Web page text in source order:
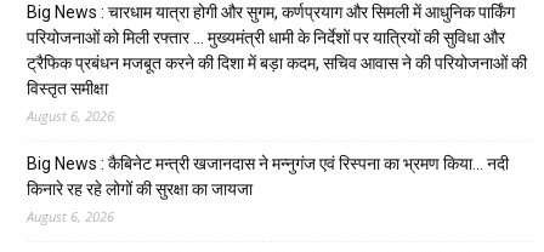
Big News : चारधाम यात्रा होगी और सुगम, कर्णप्रयाग और सिमली में आधुनिक पार्किंग
परियोजनाओं को मिली रफ्तार … मुख्यमंत्री धामी के निर्देशों पर यात्रियों की सुविधा और
ट्रैफिक प्रबंधन मजबूत करने की दिशा में बड़ा कदम, सचिव आवास ने की परियोजनाओं की
विस्तृत समीक्षा
August 6, 2026
Big News : कैबिनेट मन्त्री खजानदास ने मन्नुगंज एवं रिस्पना का भ्रमण किया… नदी
किनारे रह रहे लोगों की सुरक्षा का जायजा
August 6, 2026